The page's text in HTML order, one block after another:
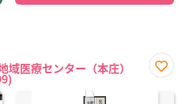
医療センター（本庄）
に入